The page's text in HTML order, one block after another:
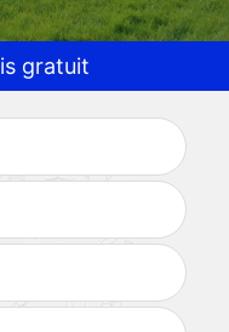
gratuit